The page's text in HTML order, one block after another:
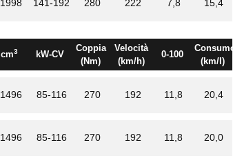
1998 141-192 280 222 7,8 15,4
cm3 kW-CV
Coppia
(Nm)
Velocità
(km/h)
0-100
Consumo
(km/l)
1496 85-116 270 192 11,8 20,4
1496 85-116 270 192 11,8 20,0